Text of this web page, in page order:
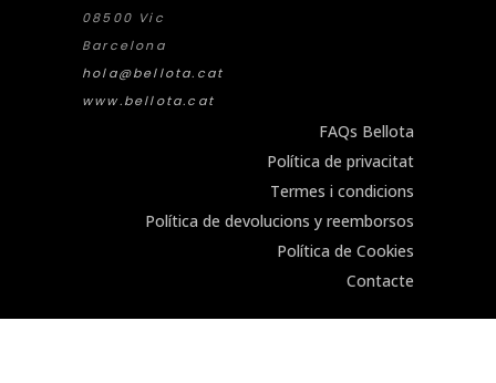
08500 Vic
Barcelona
hola@bellota.cat
www.bellota.cat
FAQs Bellota
Política de privacitat
Termes i condicions
Política de devolucions y reemborsos
Política de Cookies
Contacte